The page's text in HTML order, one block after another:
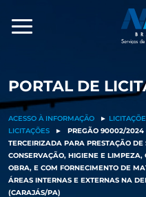
para
PORTAL DE
ACESSO À INFORMAÇÃO ►
LICITAÇÕES
►
PREGÃO 90002/2024
TERCEIRIZADA PARA PRESTAÇÃO DE
CONSERVAÇÃO, HIGIENE E
OBRA, E COM FORNECIMENTO DE
ÁREAS INTERNAS E EXTERNAS NA
(CARAJÁS/PA)